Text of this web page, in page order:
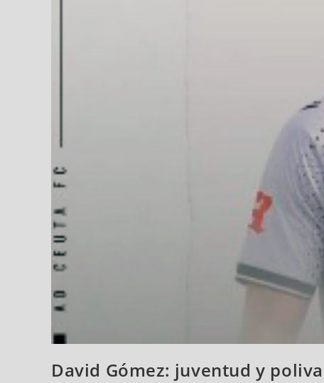
David Gómez: juventud y